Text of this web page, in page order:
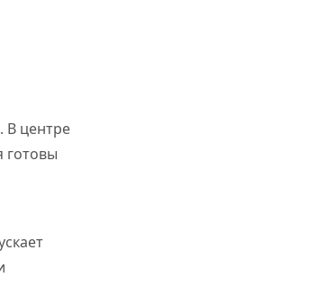
В центре
готовы